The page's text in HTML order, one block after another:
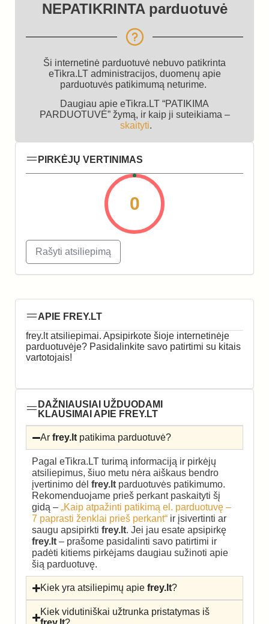
NEPATIKRINTA parduotuvė
Ši internetinė parduotuvė nebuvo patikrinta
eTikra.LT administracijos, duomenų apie
parduotuvės patikimumą neturime.
Daugiau apie eTikra.LT “PATIKIMA
PARDUOTUVĖ” žymą, ir kaip ji suteikiama –
skaityti.
PIRKĖJŲ VERTINIMAS
0
Rašyti atsiliepimą
APIE FREY.LT
frey.lt atsiliepimai. Apsipirkote šioje internetinėje
parduotuvėje? Pasidalinkite savo patirtimi su kitais
vartotojais!
DAŽNIAUSIAI UŽDUODAMI
KLAUSIMAI APIE FREY.LT
Arfrey.lt patikima parduotuvė?
Pagal eTikra.LT turimą informaciją ir pirkėjų
atsiliepimus, šiuo metu nėra aiškaus bendro
įvertinimo dėl frey.lt parduotuvės patikimumo.
Rekomenduojame prieš perkant paskaityti šį
gidą – „Kaip atpažinti patikimą el. parduotuvę –
7 paprasti ženklai prieš perkant“ ir įsivertinti ar
saugu apsipirkti frey.lt. Jei jau esate apsipirkę
frey.lt – prašome pasidalinti savo patirtimi ir
padėti kitiems pirkėjams daugiau sužinoti apie
šią parduotuvę.
Kiek yra atsiliepimų apiefrey.lt?
Kiek vidutiniškai užtrunka pristatymas iš